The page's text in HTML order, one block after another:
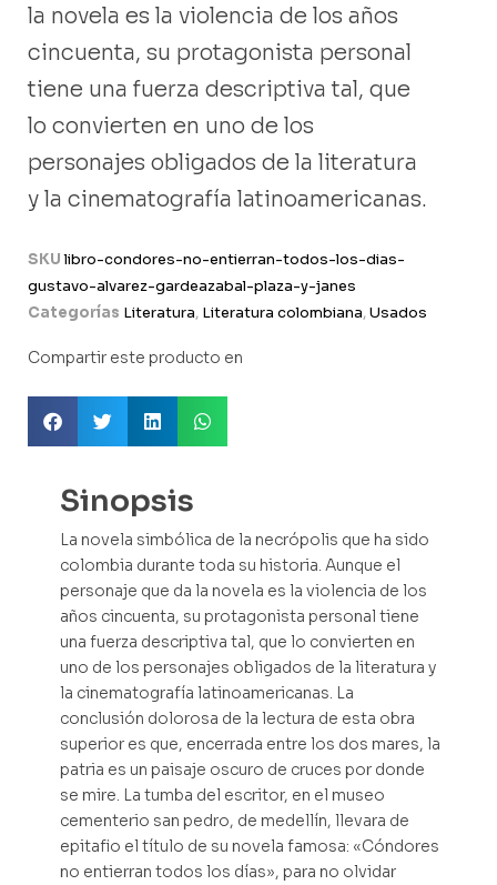
la novela es la violencia de los años
cincuenta, su protagonista personal
tiene una fuerza descriptiva tal, que
lo convierten en uno de los
personajes obligados de la literatura
y la cinematografía latinoamericanas.
SKUlibro-condores-no-entierran-todos-los-dias-
gustavo-alvarez-gardeazabal-plaza-y-janes
Categorías Literatura, Literatura colombiana,Usados
Compartir este producto en
Sinopsis
La novela simbólica de la necrópolis que ha sido
colombia durante toda su historia. Aunque el
personaje que da la novela es la violencia de los
años cincuenta, su protagonista personal tiene
una fuerza descriptiva tal, que lo convierten en
uno de los personajes obligados de la literatura y
la cinematografía latinoamericanas. La
conclusión dolorosa de la lectura de esta obra
superior es que, encerrada entre los dos mares, la
patria es un paisaje oscuro de cruces por donde
se mire. La tumba del escritor, en el museo
cementerio san pedro, de medellín, llevara de
epitafio el título de su novela famosa: «Cóndores
no entierran todos los días», para no olvidar